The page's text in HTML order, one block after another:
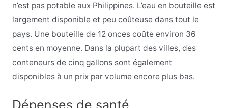
n’est pas potable aux Philippines. L’eau en bouteille est
largement disponible et peu coûteuse dans tout le
pays. Une bouteille de 12 onces coûte environ 36
cents en moyenne. Dans la plupart des villes, des
conteneurs de cinq gallons sont également
disponibles à un prix par volume encore plus bas.
Dépenses de santé